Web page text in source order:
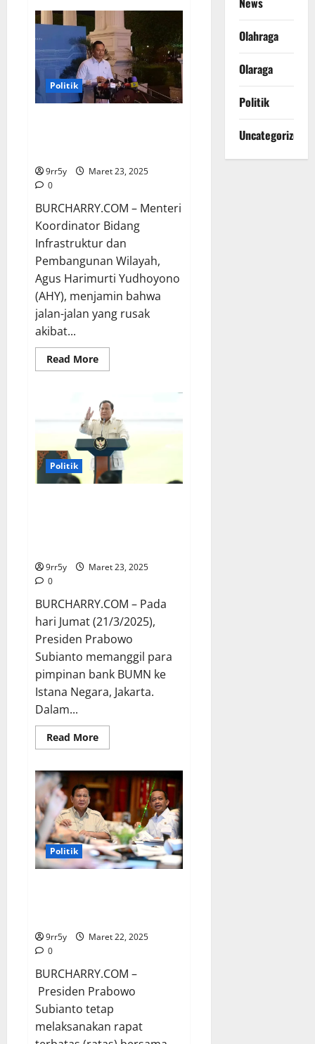
Prabowo
untuk
Meningkatkan
Komunikasi
kepada
Rakyat
Politik
9rr5y
Maret 23, 2025
0
BURCHARRY.COM – Menteri
Koordinator Bidang
Infrastruktur dan
Pembangunan Wilayah,
Agus Harimurti Yudhoyono
(AHY), menjamin bahwa
jalan-jalan yang rusak
akibat...
Read MoreRead
more
Pastikan
Perbaikan
Jalan
Rusak
Akibat
Banjir
Segera
Diselesaikan
Politik
9rr5y
Maret 23, 2025
0
BURCHARRY.COM – Pada
hari Jumat (21/3/2025),
Presiden Prabowo
Subianto memanggil para
pimpinan bank BUMN ke
Istana Negara, Jakarta.
Dalam...
Read MoreRead
more
Perintahkan
Pimpinan
Bank
BUMN
di
Istana,
Fokus
pada
Inklusi
dan
Politik
9rr5y
Maret 22, 2025
0
BURCHARRY.COM –
Presiden Prabowo
Subianto tetap
melaksanakan rapat
Olahraga
Olaraga
Politik
Uncategorized